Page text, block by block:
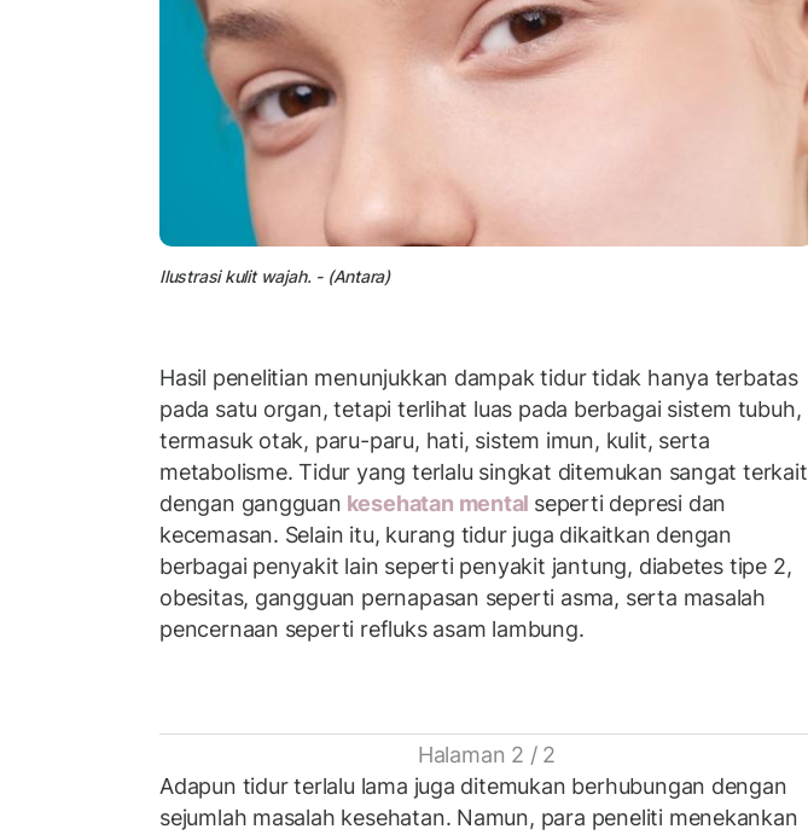
Ilustrasi kulit wajah. - (Antara)
Hasil penelitian menunjukkan dampak tidur tidak hanya terbatas
pada satu organ, tetapi terlihat luas pada berbagai sistem tubuh,
termasuk otak, paru-paru, hati, sistem imun, kulit, serta
metabolisme. Tidur yang terlalu singkat ditemukan sangat terkait
dengan gangguan kesehatan mental seperti depresi dan
kecemasan. Selain itu, kurang tidur juga dikaitkan dengan
berbagai penyakit lain seperti penyakit jantung, diabetes tipe 2,
obesitas, gangguan pernapasan seperti asma, serta masalah
pencernaan seperti refluks asam lambung.
Halaman 2 / 2
Adapun tidur terlalu lama juga ditemukan berhubungan dengan
sejumlah masalah kesehatan. Namun, para peneliti menekankan